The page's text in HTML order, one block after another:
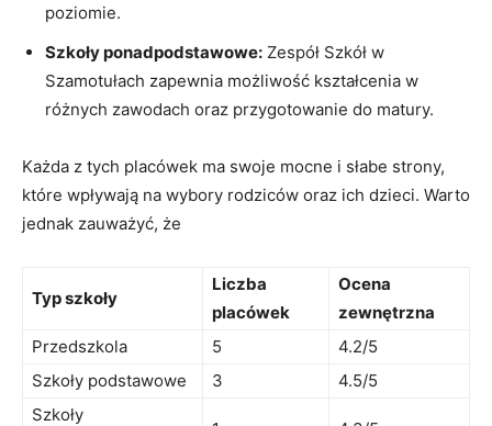
poziomie.
Szkoły ponadpodstawowe: Zespół Szkół w
Szamotułach zapewnia możliwość kształcenia w
różnych zawodach oraz przygotowanie do matury.
Każda z tych placówek ma swoje mocne i słabe strony,
które wpływają na wybory rodziców oraz ich dzieci. Warto
jednak zauważyć, że
Typ szkoły
Liczba
placówek
Ocena
zewnętrzna
Przedszkola
5
4.2/5
Szkoły podstawowe
3
4.5/5
Szkoły